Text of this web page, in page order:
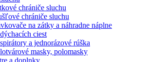
chrániče sluchu
chrániče sluchu
na zátky a náhradne náplne
ciest
a jednorázové rúška
masky, polomasky
a doplnky